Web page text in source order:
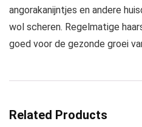
angorakanijntjes en andere
wol scheren. Regelmatige
goed voor de gezonde groei
Related Products